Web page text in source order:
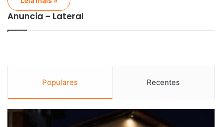
Anuncia – Lateral
Populares Recentes